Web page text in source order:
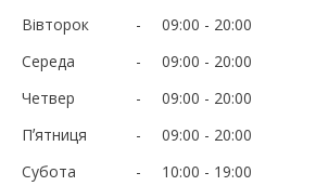
Вівторок
09:00
20:00
Середа
09:00
20:00
Четвер
09:00
20:00
Пʼятниця
09:00
20:00
Субота
10:00
19:00